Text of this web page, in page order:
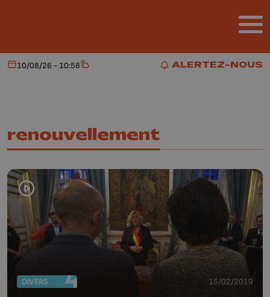
ALERTEZ-NOUS
ALERTEZ-NOUS
Aujourd'hui
10/08/26 - 10:58 Météo
renouvellement
DIVERS 15/02/2019